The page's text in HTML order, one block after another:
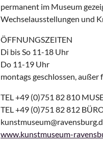
permanent im Museum
Wechselausstellungen und
ÖFFNUNGSZEITEN
Di bis So 11-18 Uhr
Do 11-19 Uhr
montags geschlossen, außer
TEL +49 (0)751 82 810
TEL +49 (0)751 82 812
www.kunstmuseum-